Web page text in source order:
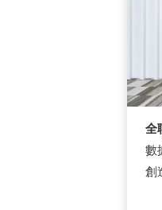
全
數
創